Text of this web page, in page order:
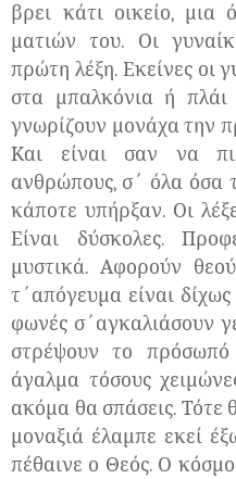
βρει κάτι οικείο,
ματιών του. Οι
πρώτη λέξη. Εκείνες οι
στα μπαλκόνια ή πλάι
γνωρίζουν μονάχα την
Και είναι σαν να
ανθρώπους, σ΄ όλα όσα
κάποτε υπήρξαν. Οι
Είναι δύσκολες.
μυστικά. Αφορούν
τ΄απόγευμα είναι δίχως
φωνές σ΄αγκαλιάσουν
στρέψουν το
άγαλμα τόσους
ακόμα θα σπάσεις. Τότε
μοναξιά έλαμπε εκεί
πέθαινε ο Θεός. Ο